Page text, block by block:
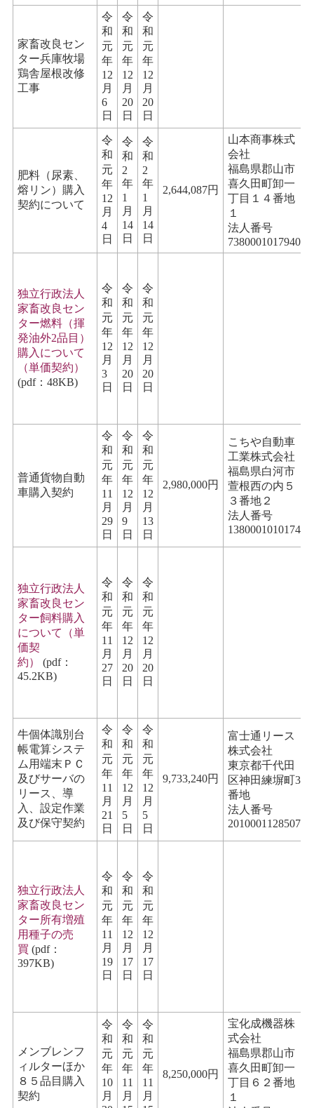
家畜改良セン
ター兵庫牧場
鶏舎屋根改修
工事
令
和
元
年
12
月
6
日
令
和
元
年
12
月
20
日
令
和
元
年
12
月
20
日
肥料（尿素、
熔リン）購入
契約について
令
和
元
年
12
月
4
日
令
和
2
年
1
月
14
日
令
和
2
年
1
月
14
日
2,644,087円
山本商事株式
会社
福島県郡山市
喜久田町卸一
丁目１４番地
１
法人番号
7380001017940
独立行政法人
家畜改良セン
ター燃料（揮
発油外2品目）
購入について
（単価契約）
(pdf：48KB)
令
和
元
年
12
月
3
日
令
和
元
年
12
月
20
日
令
和
元
年
12
月
20
日
普通貨物自動
車購入契約
令
和
元
年
11
月
29
日
令
和
元
年
12
月
9
日
令
和
元
年
12
月
13
日
2,980,000円
こちや自動車
工業株式会社
福島県白河市
萱根西の内５
３番地２
法人番号
1380001010174
独立行政法人
家畜改良セン
ター飼料購入
について（単
価契
約）
(pdf：
45.2KB)
令
和
元
年
11
月
27
日
令
和
元
年
12
月
20
日
令
和
元
年
12
月
20
日
牛個体識別台
帳電算システ
ム用端末ＰＣ
及びサーバの
リース、導
入、設定作業
及び保守契約
令
和
元
年
11
月
21
日
令
和
元
年
12
月
5
日
令
和
元
年
12
月
5
日
9,733,240円
富士通リース
株式会社
東京都千代田
区神田練塀町3
番地
法人番号
2010001128507
独立行政法人
家畜改良セン
ター所有増殖
用種子の売
買 (pdf：
397KB)
令
和
元
年
11
月
19
日
令
和
元
年
12
月
17
日
令
和
元
年
12
月
17
日
メンブレンフ
ィルターほか
８５品目購入
契約
令
和
元
年
10
月
令
和
元
年
11
月
令
和
元
年
11
月
8,250,000円
宝化成機器株
式会社
福島県郡山市
喜久田町卸一
丁目６２番地
１